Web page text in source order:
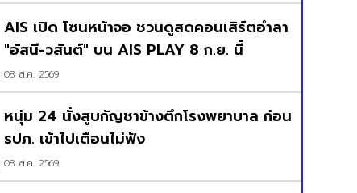
AIS เปิด โซนหน้าจอ ชวนดูสดคอนเสิร์ตอำลา
"อัสนี-วสันต์" บน AIS PLAY 8 ก.ย. นี้
08 ส.ค. 2569
หนุ่ม 24 นั่งสูบกัญชาข้างตึกโรงพยาบาล ก่อน
รปภ. เข้าไปเตือนไม่ฟัง
08 ส.ค. 2569